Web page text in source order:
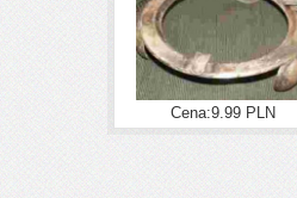
Cena:9.99 PLN